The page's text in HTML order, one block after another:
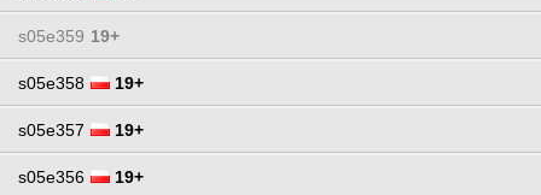
s05e359 19+
s05e358 19+
s05e357 19+
s05e356 19+